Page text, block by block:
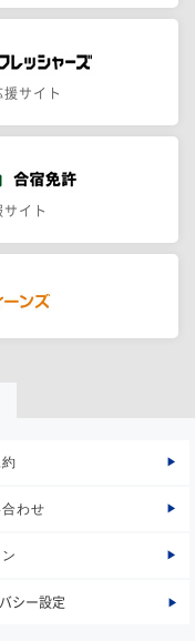
サイト
イト
わせ
シー設定